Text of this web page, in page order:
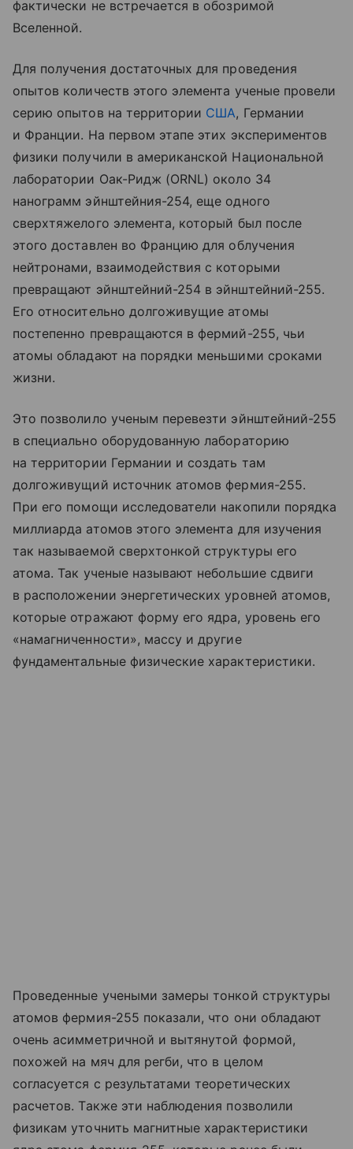
фактически не встречается в обозримой
Вселенной.
Для получения достаточных для проведения
опытов количеств этого элемента ученые провели
серию опытов на территории США, Германии
и Франции. На первом этапе этих экспериментов
физики получили в американской Национальной
лаборатории Оак-Ридж (ORNL) около 34
нанограмм эйнштейния-254, еще одного
сверхтяжелого элемента, который был после
этого доставлен во Францию для облучения
нейтронами, взаимодействия с которыми
превращают эйнштейний-254 в эйнштейний-255.
Его относительно долгоживущие атомы
постепенно превращаются в фермий-255, чьи
атомы обладают на порядки меньшими сроками
жизни.
Это позволило ученым перевезти эйнштейний-255
в специально оборудованную лабораторию
на территории Германии и создать там
долгоживущий источник атомов фермия-255.
При его помощи исследователи накопили порядка
миллиарда атомов этого элемента для изучения
так называемой сверхтонкой структуры его
атома. Так ученые называют небольшие сдвиги
в расположении энергетических уровней атомов,
которые отражают форму его ядра, уровень его
«намагниченности», массу и другие
фундаментальные физические характеристики.
Проведенные учеными замеры тонкой структуры
атомов фермия-255 показали, что они обладают
очень асимметричной и вытянутой формой,
похожей на мяч для регби, что в целом
согласуется с результатами теоретических
расчетов. Также эти наблюдения позволили
физикам уточнить магнитные характеристики